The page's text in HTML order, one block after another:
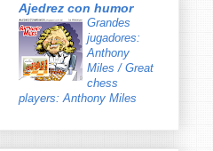
Ajedrez con humor
Grandes
jugadores:
Anthony
Miles / Great
chess
players: Anthony Miles